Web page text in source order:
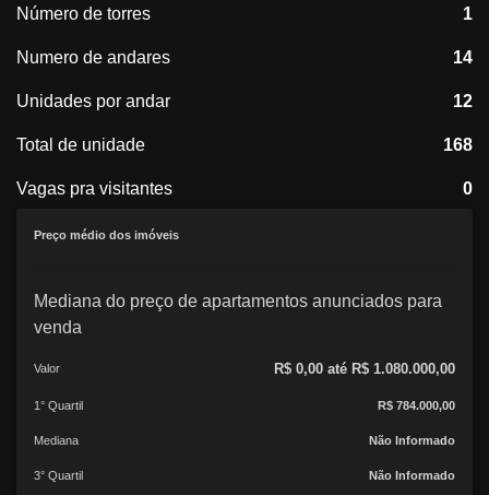
Número de torres 1
Numero de andares 14
Unidades por andar 12
Total de unidade 168
Vagas pra visitantes 0
Preço médio dos imóveis
Mediana do preço de apartamentos anunciados para
venda
Valor R$ 0,00 até R$ 1.080.000,00
1° Quartil R$ 784.000,00
Mediana Não Informado
3° Quartil Não Informado